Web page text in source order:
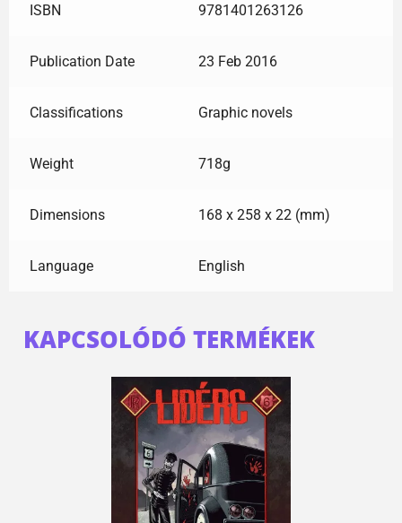
ISBN 9781401263126
Publication Date 23 Feb 2016
Classifications Graphic novels
Weight 718g
Dimensions 168 x 258 x 22 (mm)
Language English
KAPCSOLÓDÓ TERMÉKEK